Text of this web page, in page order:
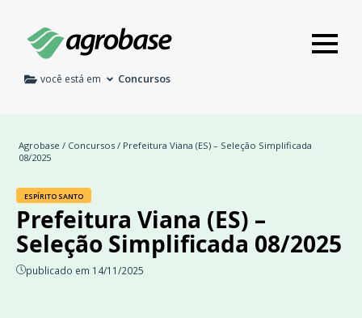
você está em Concursos
Agrobase / Concursos / Prefeitura Viana (ES) – Seleção Simplificada
08/2025
ESPÍRITO SANTO
Prefeitura Viana (ES) –
Seleção Simplificada 08/2025
publicado em 14/11/2025